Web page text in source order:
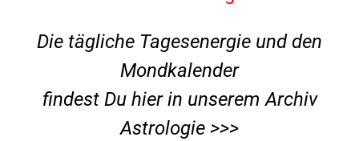
Die tägliche Tagesenergie und den
Mondkalender
findest Du hier in unserem Archiv
Astrologie >>>